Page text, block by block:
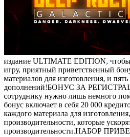
издание ULTIMATE EDITION,
игру, приятный приветственный
материалов для изготовления, и
дополнений!БОНУС ЗА
сотруднику нужно лишь немного
бонус включает в себя 20 000
каждого материала для
производительности, которые
производительности.НАБОР